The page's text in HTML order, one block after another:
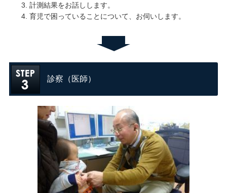
計測結果をお話しします。
育児で困っていることについて、お伺いします。
診察（医師）